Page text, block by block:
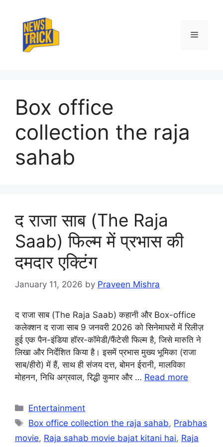
content
Menu
Box office
collection the raja
sahab
द राजा साब (The Raja
Saab) फिल्म में प्रभास की
दमदार एक्टिंग
January 11, 2026 by Praveen Mishra
द राजा साब (The Raja Saab) कहानी और Box-office
कलेक्शन द राजा साब 9 जनवरी 2026 को सिनेमाघरों में रिलीज़
हुई एक पैन-इंडिया हॉरर-कॉमेडी/फैंटेसी फिल्म है, जिसे मारुति ने
लिखा और निर्देशित किया है। इसमें प्रभास मुख्य भूमिका (राजा
साब/हीरो) में हैं, साथ ही संजय दत्त, बोमन ईरानी, मालविका
मोहनन, निधि अग्रवाल, रिद्धी कुमार और … Read more
Categories
Entertainment
Tags
Box office collection the raja sahab, Prabhas
movie, Raja sahab movie bajat kitani hai, Raja